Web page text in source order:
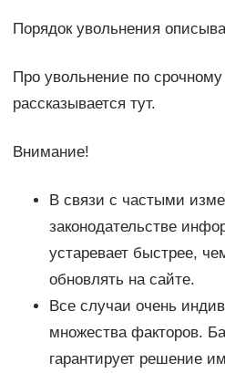
Порядок увольнения
Про увольнение по
рассказывается тут.
Внимание!
В связи с частыми
законодательстве
устаревает быстрее,
обновлять на сайте.
Все случаи очень
множества факторов.
гарантирует решение